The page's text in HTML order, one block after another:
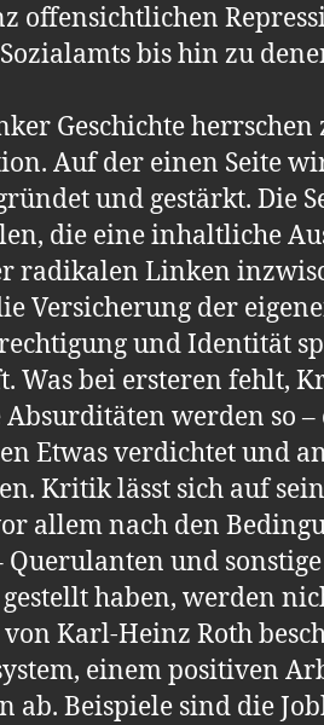
offensichtlichen
bis hin zu
Geschichte
Auf der einen Seite
und gestärkt. Die
die eine inhaltliche
radikalen Linken
Versicherung der
und Identität
bei ersteren fehlt,
werden so
Etwas verdichtet und
Kritik lässt sich auf
allem nach den
und
haben, werden
Karl-Heinz Roth
einem positiven
Beispiele sind die